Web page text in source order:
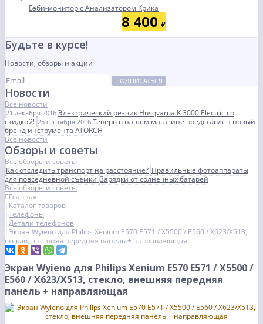
Бэби-монитор с Анализатором Крика
8 400 ₽
Будьте в курсе!
Новости, обзоры и акции
ПОДПИСАТЬСЯ
Новости
Все новости
21 декабря 2016 Электрический резчик Husqvarna K 3000 Electric со
скидкой! 25 сентября 2016 Теперь в нашем магазине представлен новый
бренд инструмента ATORCH
Все новости
Обзоры и советы
Все обзоры и советы
Как отследить транспорт на расстояние? Правильные фотоаппараты
для повседневной съемкиЗарядки от солнечных батарей
Все обзоры и советы
Главная
Каталог товаров
Телефоны
Детали телефонов
Экран Wyieno для Philips Xenium E570 E571 / X5500 / E560 / X623/X513,
стекло, внешняя передняя панель + направляющая
Экран Wyieno для Philips Xenium E570 E571 / X5500 /
E560 / X623/X513, стекло, внешняя передняя
панель + направляющая